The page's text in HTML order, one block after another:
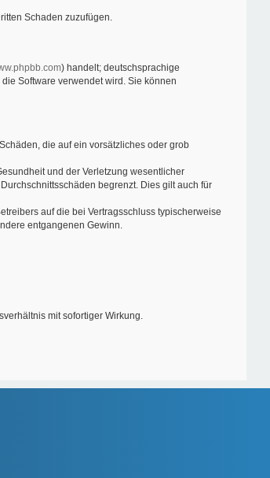
Schaden zuzufügen.
) handelt; deutschsprachige
Software verwendet wird. Sie können
die auf ein vorsätzliches oder grob
und der Verletzung wesentlicher
begrenzt. Dies gilt auch für
auf die bei Vertragsschluss typischerweise
entgangenen Gewinn.
mit sofortiger Wirkung.